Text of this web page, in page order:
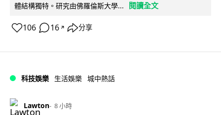
體結構獨特。研究由佛羅倫斯大學...
閱讀全文
106 16 ↗ 分享
科技娛樂 生活娛樂 城中熱話
Lawton 8 小時